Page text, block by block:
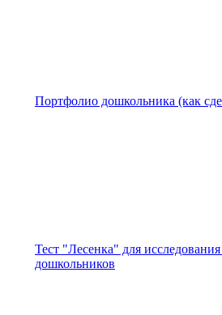
Портфолио дошкольника (как
Тест "Лесенка" для
дошкольников